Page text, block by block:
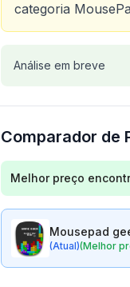
categoria
Análise do produto
Análise em breve
Comparador de
Comparação de
Melhor preço
Mousepad
(Atual)(Melhor